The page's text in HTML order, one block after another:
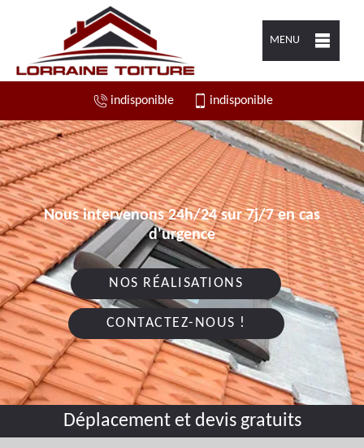
MENU
indisponible indisponible
Nous intervenons 24h/24 sur 7j/7 en cas
d'urgence
NOS RÉALISATIONS
CONTACTEZ-NOUS !
Déplacement et devis gratuits